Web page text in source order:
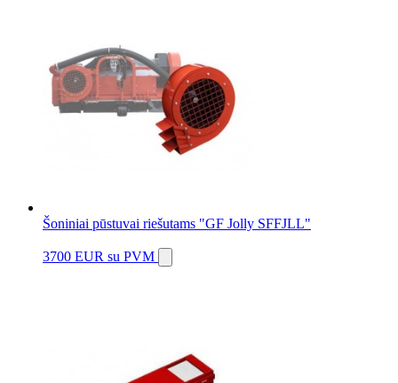
Šoniniai pūstuvai riešutams "GF Jolly SFFJLL"
3700 EUR su PVM